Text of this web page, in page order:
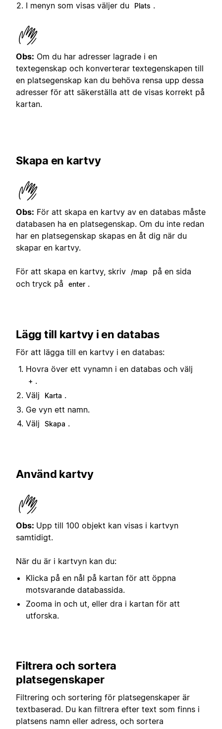
I menyn som visas väljer du
Plats .
Obs: Om du har adresser lagrade i en
textegenskap och konverterar textegenskapen till
en platsegenskap kan du behöva rensa upp dessa
adresser för att säkerställa att de visas korrekt på
kartan.
Skapa en kartvy
Obs: För att skapa en kartvy av en databas måste
databasen ha en platsegenskap. Om du inte redan
har en platsegenskap skapas en åt dig när du
skapar en kartvy.
För att skapa en kartvy, skriv /map
på en sida
och tryck på
enter .
Lägg till kartvy i en databas
För att lägga till en kartvy i en databas:
Hovra över ett vynamn i en databas och välj
+ .
Välj
Karta .
Ge vyn ett namn.
Välj
Skapa .
Använd kartvy
Obs: Upp till 100 objekt kan visas i kartvyn
samtidigt.
När du är i kartvyn kan du:
Klicka på en nål på kartan för att öppna
motsvarande databassida.
Zooma in och ut, eller dra i kartan för att
utforska.
Filtrera och sortera
platsegenskaper
Filtrering och sortering för platsegenskaper är
textbaserad. Du kan filtrera efter text som finns i
platsens namn eller adress, och sortera